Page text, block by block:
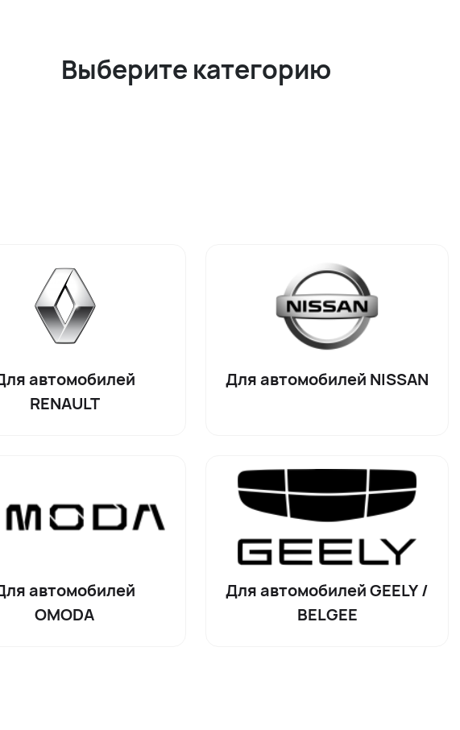
Выберите категорию
автомобилей
RENAULT
Для автомобилей NISSAN
автомобилей
OMODA
Для автомобилей GEELY /
BELGEE